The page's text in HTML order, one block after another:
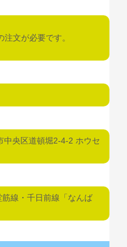
文が必要です。
中央区道頓堀2-4-2 ホウセ
線・千日前線「なんば